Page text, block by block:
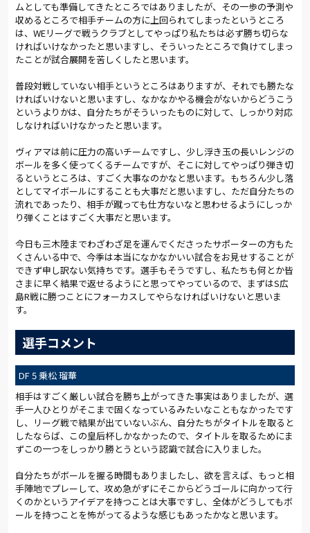
ムとしても準備してきたところではありましたが、その一歩の予測や
収めるところで相手チームの方に上回られてしまったというところ
は、WEリーグで戦うクラブとしてやっぱり私たちは必ず勝ち切らな
ければいけなかったと思いますし、そういったところで負けてしまっ
たことが試合展開を苦しくしたと思います。
普段対戦していない相手というところはありますが、それでも勝たな
ければいけないと思いますし、なかなかやる機会がないからどうこう
というよりかは、自分たちがそういったものに対して、しっかり対応
しなければいけなかったと思います。
ヴィアマは前に圧力の高いチームですし、少し浮き玉の長いレンジの
ボールを多く使ってくるチームですが、そこに対してやっぱり弾き切
るというところは、すごく大事なのかなと思います。もちろん少し落
としてマイボールにすることも大事だと思いますし、ただ自分たちの
流れであったり、相手が蹴っても仕方ないなと思わせるようにしっか
り弾くことはすごく大事だと思います。
今日も三木陸までわざわざ足を運んでくださったサポーターの方もた
くさんいる中で、今季は本当になかなかいい試合をお見せすることが
できず申し訳ない気持ちです。選手もそうですし、私たちも何とか皆
さまに早く結果で返せるようにと思ってやっているので、まずはS広
島R戦に勝つことにフォーカスしてやらなければいけないと思いま
す。
選手コメント
DF 5 乗松 瑠華
相手はすごく厳しい試合を勝ち上がってきた事実はありましたが、選
手一人ひとりがそこまで固くなっているみたいなこともなかったです
し、リーグ戦で結果が出ていないぶん、自分たちがタイトルを取ると
したならば、この皇后杯しかなかったので、タイトルを取るためにま
ずこの一つをしっかり勝とうという認識で試合に入りました。
自分たちがボールを握る時間もありましたし、欲を言えば、もっと相
手陣地でプレーして、攻め急がずにそこからどうゴールに向かって行
くのかというアイデアを持つことは大事ですし、全体がどうしてもボ
ールを持つことを怖がってるような感じもあったかなと思います。